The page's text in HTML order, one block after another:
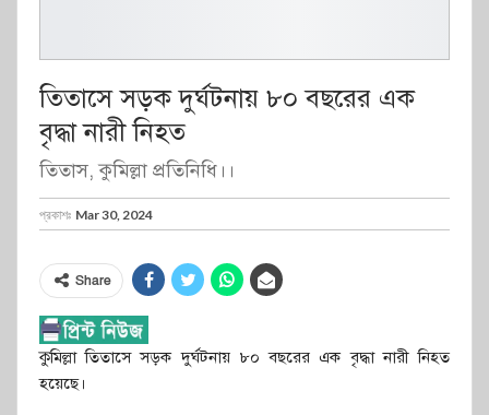
তিতাসে সড়ক দুর্ঘটনায় ৮০ বছরের এক
বৃদ্ধা নারী নিহত
তিতাস, কুমিল্লা প্রতিনিধি।।
প্রকাশঃ Mar 30, 2024
Share
কুমিল্লা তিতাসে সড়ক দুর্ঘটনায় ৮০ বছরের এক বৃদ্ধা নারী নিহত
হয়েছে।